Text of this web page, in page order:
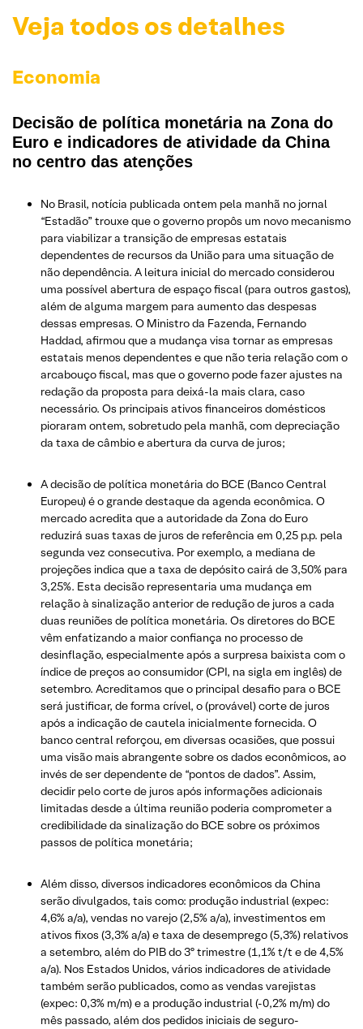
Veja todos os detalhes
Economia
Decisão de política monetária na Zona do
Euro e indicadores de atividade da China
no centro das atenções
No Brasil, notícia publicada ontem pela manhã no jornal
“Estadão” trouxe que o governo propôs um novo mecanismo
para viabilizar a transição de empresas estatais
dependentes de recursos da União para uma situação de
não dependência. A leitura inicial do mercado considerou
uma possível abertura de espaço fiscal (para outros gastos),
além de alguma margem para aumento das despesas
dessas empresas. O Ministro da Fazenda, Fernando
Haddad, afirmou que a mudança visa tornar as empresas
estatais menos dependentes e que não teria relação com o
arcabouço fiscal, mas que o governo pode fazer ajustes na
redação da proposta para deixá-la mais clara, caso
necessário. Os principais ativos financeiros domésticos
pioraram ontem, sobretudo pela manhã, com depreciação
da taxa de câmbio e abertura da curva de juros;
A decisão de política monetária do BCE (Banco Central
Europeu) é o grande destaque da agenda econômica. O
mercado acredita que a autoridade da Zona do Euro
reduzirá suas taxas de juros de referência em 0,25 p.p. pela
segunda vez consecutiva. Por exemplo, a mediana de
projeções indica que a taxa de depósito cairá de 3,50% para
3,25%. Esta decisão representaria uma mudança em
relação à sinalização anterior de redução de juros a cada
duas reuniões de política monetária. Os diretores do BCE
vêm enfatizando a maior confiança no processo de
desinflação, especialmente após a surpresa baixista com o
índice de preços ao consumidor (CPI, na sigla em inglês) de
setembro. Acreditamos que o principal desafio para o BCE
será justificar, de forma crível, o (provável) corte de juros
após a indicação de cautela inicialmente fornecida. O
banco central reforçou, em diversas ocasiões, que possui
uma visão mais abrangente sobre os dados econômicos, ao
invés de ser dependente de “pontos de dados”. Assim,
decidir pelo corte de juros após informações adicionais
limitadas desde a última reunião poderia comprometer a
credibilidade da sinalização do BCE sobre os próximos
passos de política monetária;
Além disso, diversos indicadores econômicos da China
serão divulgados, tais como: produção industrial (expec:
4,6% a/a), vendas no varejo (2,5% a/a), investimentos em
ativos fixos (3,3% a/a) e taxa de desemprego (5,3%) relativos
a setembro, além do PIB do 3º trimestre (1,1% t/t e de 4,5%
a/a). Nos Estados Unidos, vários indicadores de atividade
também serão publicados, como as vendas varejistas
(expec: 0,3% m/m) e a produção industrial (-0,2% m/m) do
mês passado, além dos pedidos iniciais de seguro-